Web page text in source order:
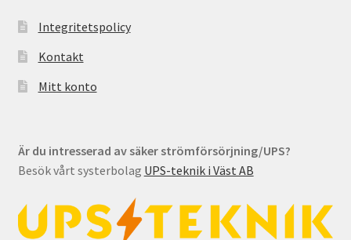
Integritetspolicy
Kontakt
Mitt konto
Är du intresserad av säker strömförsörjning/UPS?
Besök vårt systerbolag UPS-teknik i Väst AB